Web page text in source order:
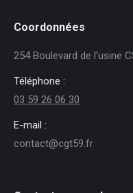
Coordonnées
254 Boulevard de l'usine
Téléphone :
03 59 26 06 30
E-mail :
contact@cgt59.fr